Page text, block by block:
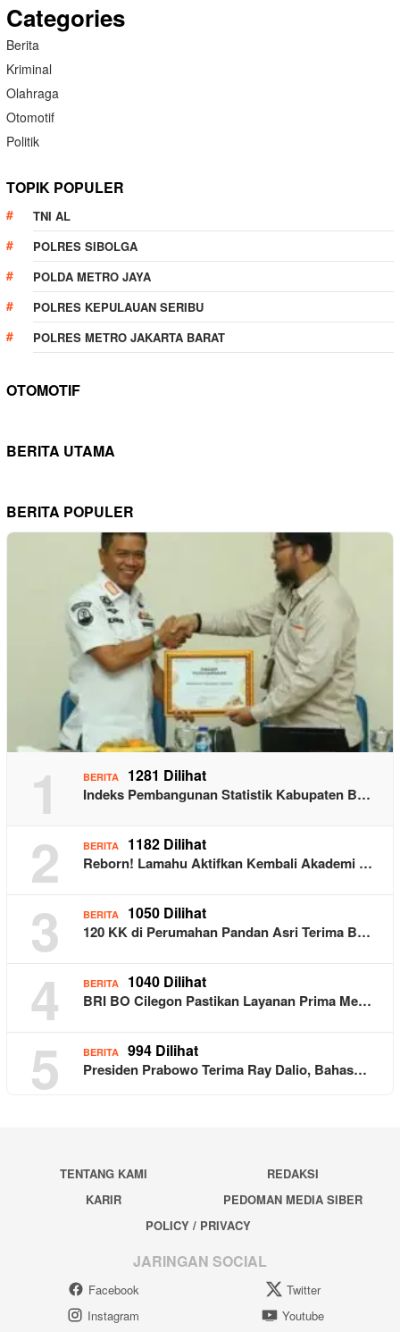
Categories
Berita
Kriminal
Olahraga
Otomotif
Politik
TOPIK POPULER
TNI AL
POLRES SIBOLGA
POLDA METRO JAYA
POLRES KEPULAUAN SERIBU
POLRES METRO JAKARTA BARAT
OTOMOTIF
BERITA UTAMA
BERITA POPULER
1 BERITA 1281 Dilihat
Indeks Pembangunan Statistik Kabupaten B…
2 BERITA 1182 Dilihat
Reborn! Lamahu Aktifkan Kembali Akademi …
3 BERITA 1050 Dilihat
120 KK di Perumahan Pandan Asri Terima B…
4 BERITA 1040 Dilihat
BRI BO Cilegon Pastikan Layanan Prima Me…
5 BERITA 994 Dilihat
Presiden Prabowo Terima Ray Dalio, Bahas…
TENTANG KAMI
REDAKSI
KARIR
PEDOMAN MEDIA SIBER
POLICY / PRIVACY
JARINGAN SOCIAL
Facebook
Twitter
Instagram
Youtube